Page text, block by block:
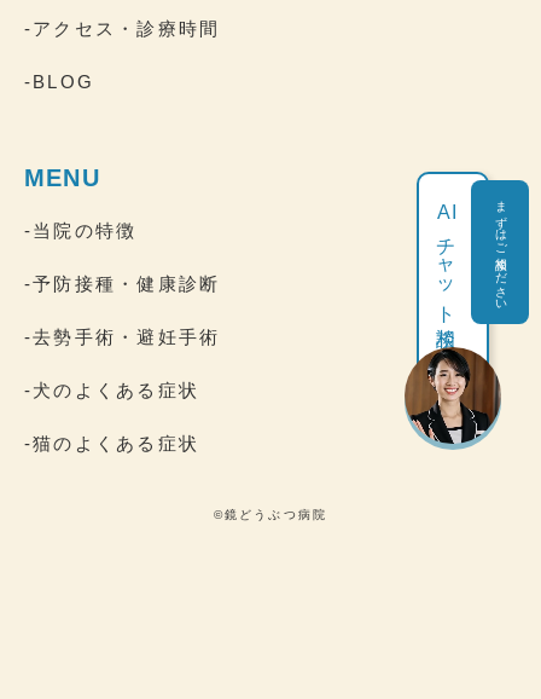
-アクセス・診療時間
-BLOG
MENU
-当院の特徴
-予防接種・健康診断
-去勢手術・避妊手術
-犬のよくある症状
-猫のよくある症状
©鏡どうぶつ病院
AI
チャット相談 まずはご相談ください